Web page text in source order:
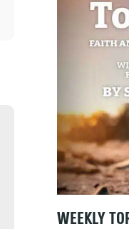
WEEKLY